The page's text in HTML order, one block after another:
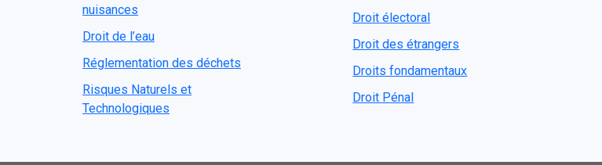
nuisances
Droit de l’eau
Réglementation des déchets
Risques Naturels et
Technologiques
Droit électoral
Droit des étrangers
Droits fondamentaux
Droit Pénal